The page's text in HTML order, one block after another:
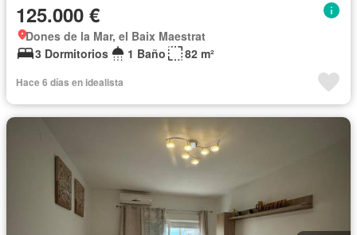
125.000 €
Dones de la Mar, el Baix Maestrat
3 Dormitorios
1 Baño 82 m²
Hace 6 días en idealista